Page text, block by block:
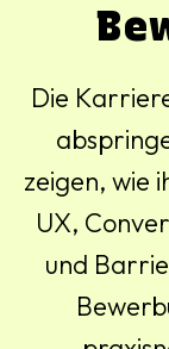
Die
zeigen, wie
UX,
und